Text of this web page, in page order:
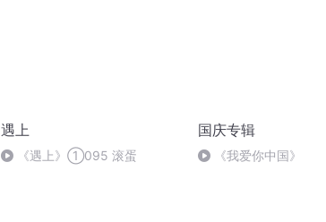
遇上
《遇上》①095 滚蛋
国庆专辑
《我爱你中国》